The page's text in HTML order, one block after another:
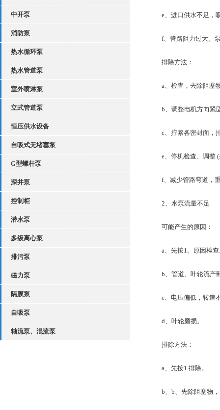
中开泵
消防泵
热水循环泵
热水管道泵
室外喷淋泵
立式管道泵
恒压供水设备
自吸式无堵塞泵
G型螺杆泵
深井泵
控制柜
潜水泵
多级离心泵
排污泵
磁力泵
隔膜泵
自吸泵
轴流泵、混流泵
e、进口供水不足，
f、管路阻力过大。泵
排除方法：
a、检查，去除阻塞
b、调整电机方向紧
c、拧紧各密封面，排
e、停机检查、调整 (
f、减少管路弯道，重
2、水泵流量不足
可能产生的原因：
a、先按1。原因检查
b、管道、叶轮流产部
c、电压偏低，转速
d、叶轮磨损。
排除方法：
a、先按1.排除。
b、b、先除阻塞物，